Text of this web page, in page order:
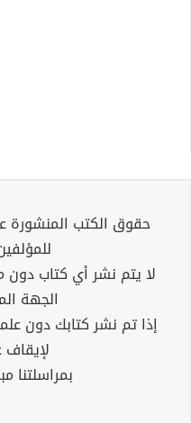
حقوق الكتب المنشورة
لا يتم نشر أي كتاب
الجهة
إذا تم نشر كتابك دون
بمراسلتنا